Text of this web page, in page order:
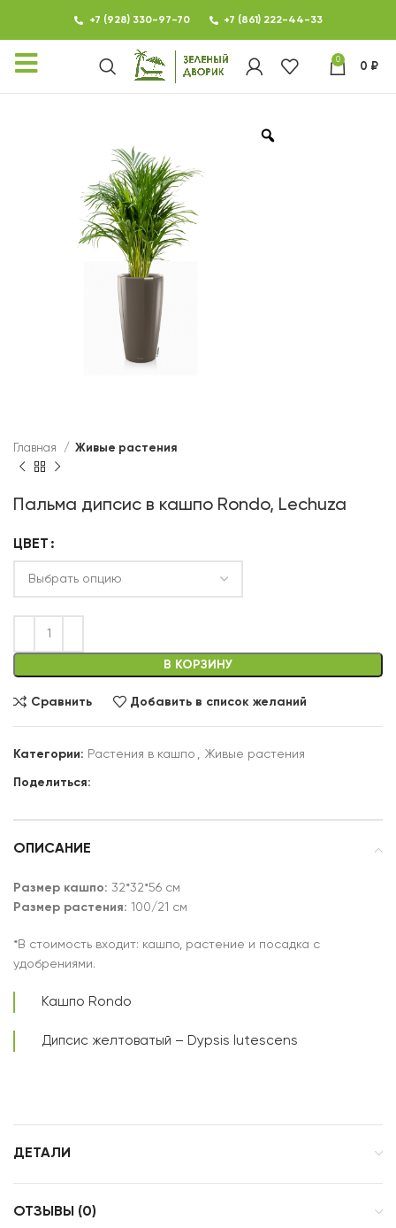
+7 (928) 330-97-70 +7 (861) 222-44-33
0
0 ₽
Главная Живые растения
Пальма дипсис в кашпо Rondo, Lechuza
ЦВЕТ
В КОРЗИНУ
Сравнить Добавить в список желаний
Категории: Растения в кашпо , Живые растения
Поделиться:
ОПИСАНИЕ
Размер кашпо: 32*32*56 см
Размер растения: 100/21 см
*В стоимость входит: кашпо, растение и посадка с
удобрениями.
Кашпо Rondo
Дипсис желтоватый – Dypsis lutescens
ДЕТАЛИ
ОТЗЫВЫ (0)
НОВОСТИ
КОНТАКТЫ
О МАГАЗИНЕ ЗЕЛЕНЫЙ